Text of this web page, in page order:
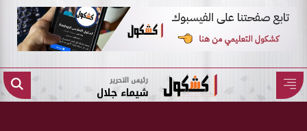
رئيس التحرير
شيماء جلال